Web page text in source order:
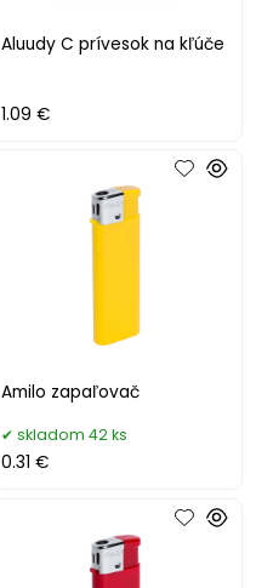
Aluudy C prívesok na kľúče
1.09 €
Amilo zapaľovač
skladom 42 ks
0.31 €